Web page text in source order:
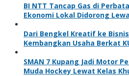
BI NTT Tancap Gas di
Ekonomi Lokal Didorong
Dari Bengkel Kreatif ke
Kembangkan Usaha Berkat
SMAN 7 Kupang Jadi Motor
Muda Hockey Lewat Kelas